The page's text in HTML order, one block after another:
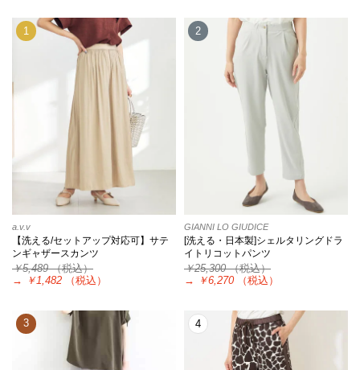
1
a.v.v
【洗える/セットアップ対応可】サテ
ンギャザースカンツ
￥5,489（税込）
→
￥1,482 （税込）
2
GIANNI LO GIUDICE
[洗える・日本製]シェルタリングドラ
イトリコットパンツ
￥25,300（税込）
→
￥6,270 （税込）
3 4